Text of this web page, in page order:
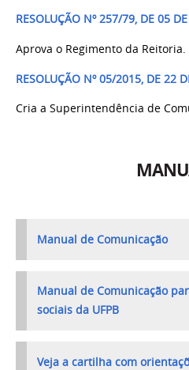
RESOLUÇÃO Nº 257/79, DE 05
Aprova o Regimento da Reitoria.
RESOLUÇÃO Nº 05/2015, DE 22
Cria a Superintendência de
Manual de Comunicação
Manual de Comunicação
sociais da UFPB
Veja a cartilha com